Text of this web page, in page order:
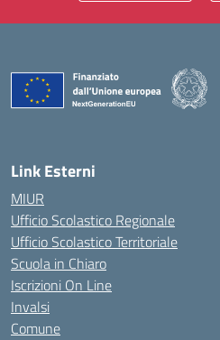
Link Esterni
MIUR
Ufficio Scolastico Regionale
Ufficio Scolastico Territoriale
Scuola in Chiaro
Iscrizioni On Line
Invalsi
Comune